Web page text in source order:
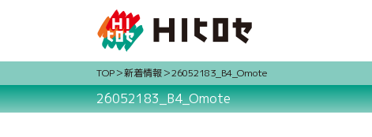
TOP 新着情報 26052183_B4_Omote
26052183_B4_Omote